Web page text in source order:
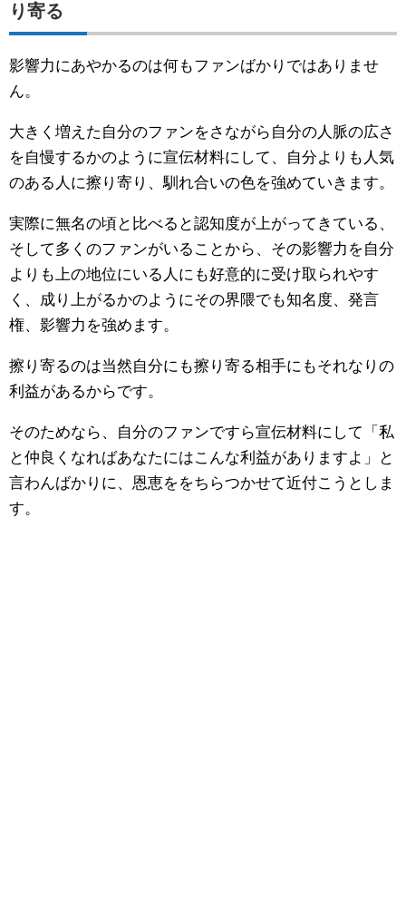
り寄る
影響力にあやかるのは何もファンばかりではありませ
ん。
大きく増えた自分のファンをさながら自分の人脈の広さ
を自慢するかのように宣伝材料にして、自分よりも人気
のある人に擦り寄り、馴れ合いの色を強めていきます。
実際に無名の頃と比べると認知度が上がってきている、
そして多くのファンがいることから、その影響力を自分
よりも上の地位にいる人にも好意的に受け取られやす
く、成り上がるかのようにその界隈でも知名度、発言
権、影響力を強めます。
擦り寄るのは当然自分にも擦り寄る相手にもそれなりの
利益があるからです。
そのためなら、自分のファンですら宣伝材料にして「私
と仲良くなればあなたにはこんな利益がありますよ」と
言わんばかりに、恩恵ををちらつかせて近付こうとしま
す。